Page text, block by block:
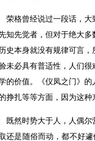
荣格曾经说过一段话，
知先觉者，但对于绝大
史本身就没有规律可言
未必具有普适性，人们
的价值。《仪凤之门》
挣扎等等方面，因为这种
既然时势大于人，人偶
还是随俗而动，都不好